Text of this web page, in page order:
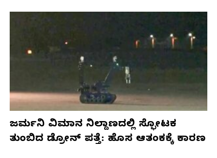
ಜರ್ಮನಿ ವಿಮಾನ ನಿಲ್ದಾಣದಲ್ಲಿ ಸ್ಫೋಟಕ
ತುಂಬಿದ ಡ್ರೋನ್ ಪತ್ತೆ: ಹೊಸ ಆತಂಕಕ್ಕೆ ಕಾರಣ